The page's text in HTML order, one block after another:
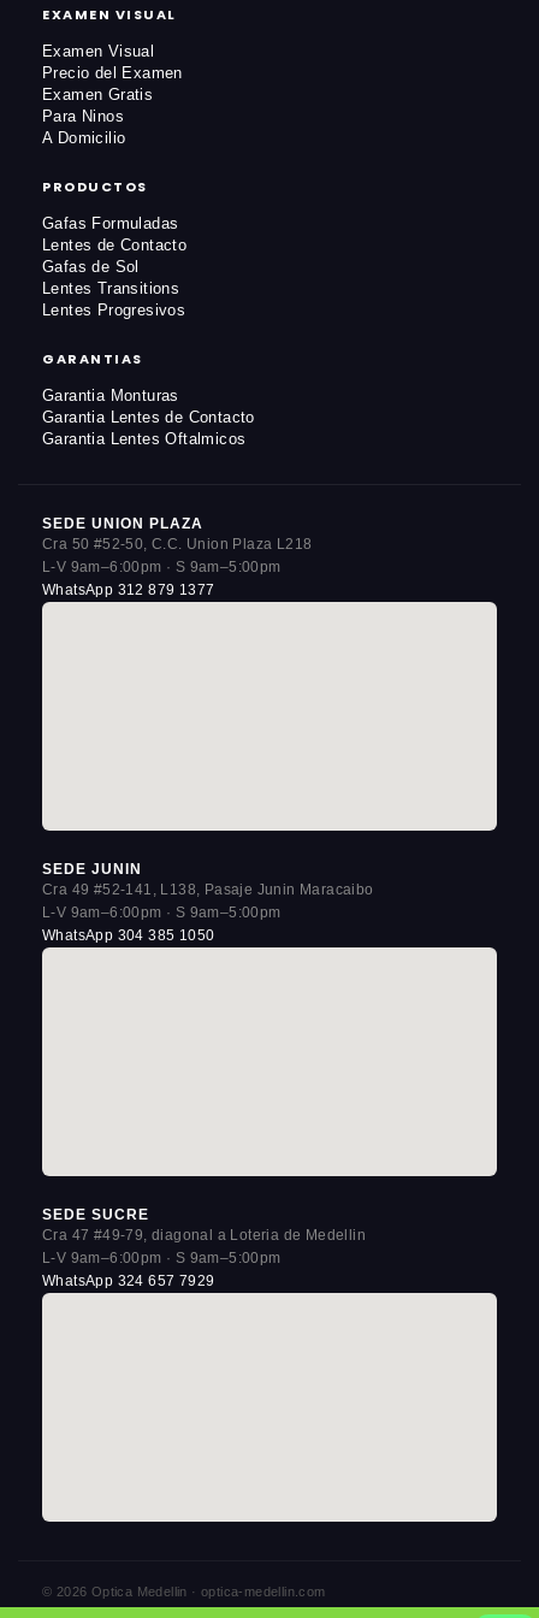
EXAMEN VISUAL
Examen Visual
Precio del Examen
Examen Gratis
Para Ninos
A Domicilio
PRODUCTOS
Gafas Formuladas
Lentes de Contacto
Gafas de Sol
Lentes Transitions
Lentes Progresivos
GARANTIAS
Garantia Monturas
Garantia Lentes de Contacto
Garantia Lentes Oftalmicos
SEDE UNION PLAZA
Cra 50 #52-50, C.C. Union Plaza L218
L-V 9am–6:00pm · S 9am–5:00pm
WhatsApp 312 879 1377
SEDE JUNIN
Cra 49 #52-141, L138, Pasaje Junin Maracaibo
L-V 9am–6:00pm · S 9am–5:00pm
WhatsApp 304 385 1050
SEDE SUCRE
Cra 47 #49-79, diagonal a Loteria de Medellin
L-V 9am–6:00pm · S 9am–5:00pm
WhatsApp 324 657 7929
© 2026 Optica Medellin · optica-medellin.com